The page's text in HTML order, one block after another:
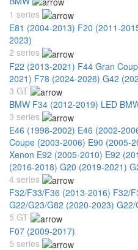
1 series
E81 (2004-2013) F20 (2011-
2023)
2 series
F22 (2013-2021) F44 Gran
2021) F78 (2024-2026) G42
3 GT
BMW F34 (2012-2019) LED
3 series
E46 (1998-2002) E46 (2002-
Coupe (2003-2006) E90 (2005-
Xenon E92 (2005-2010) E92
(2016-2018) G20 (2019-2021)
4 series
F32/F33/F36 (2013-2016) F32/
G22/G23/G82 (2020-2023) G22/
5 GT
F07 (2009-2017)
5 series